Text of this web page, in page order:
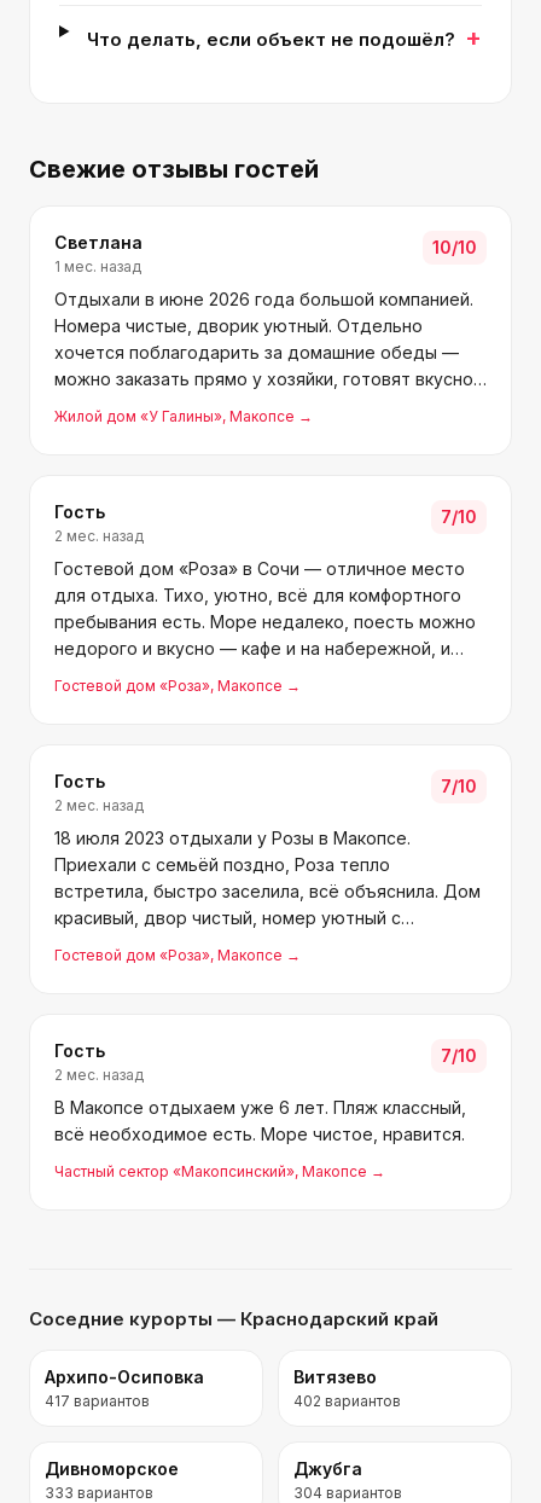
Что делать, если объект не подошёл? +
Свежие отзывы гостей
Светлана
1 мес. назад
10/10
Отдыхали в июне 2026 года большой компанией.
Номера чистые, дворик уютный. Отдельно
хочется поблагодарить за домашние обеды —
можно заказать прямо у хозяйки, готовят вкусно.
До моря близко, пляж шикарный! Хозяева добрые
Жилой дом «У Галины», Макопсе →
Гость
2 мес. назад
7/10
Гостевой дом «Роза» в Сочи — отличное место
для отдыха. Тихо, уютно, всё для комфортного
пребывания есть. Море недалеко, поесть можно
недорого и вкусно — кафе и на набережной, и
рядом с домом. Хозяева Роза и Тимур — добрые,
Гостевой дом «Роза», Макопсе →
Гость
2 мес. назад
7/10
18 июля 2023 отдыхали у Розы в Макопсе.
Приехали с семьёй поздно, Роза тепло
встретила, быстро заселила, всё объяснила. Дом
красивый, двор чистый, номер уютный с
удобствами, территория огороженная. Идеально
Гостевой дом «Роза», Макопсе →
Гость
2 мес. назад
7/10
В Макопсе отдыхаем уже 6 лет. Пляж классный,
всё необходимое есть. Море чистое, нравится.
Частный сектор «Макопсинский», Макопсе →
Соседние курорты — Краснодарский край
Архипо-Осиповка
417 вариантов
Витязево
402 вариантов
Дивноморское
333 вариантов
Джубга
304 вариантов